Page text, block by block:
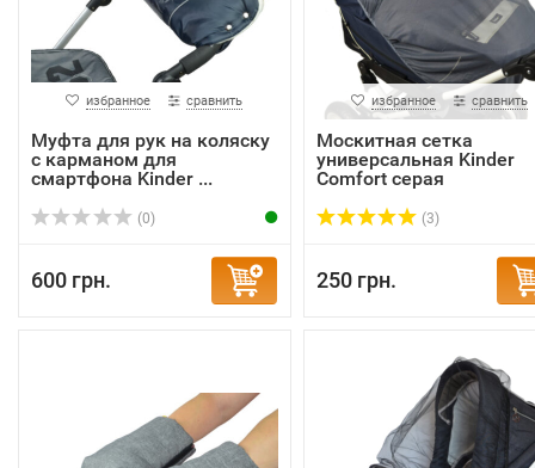
избранное сравнить
Муфта для рук на коляску
с карманом для
смартфона Kinder ...
(0)
600 грн.
избранное сравнить
Москитная сетка
универсальная Kinder
Comfort серая
(3)
250 грн.